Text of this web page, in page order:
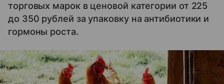
торговых марок в ценовой категории от 225
до 350 рублей за упаковку на антибиотики и
гормоны роста.